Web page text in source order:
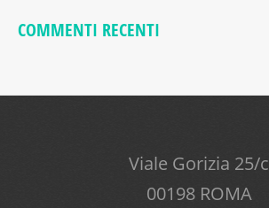
COMMENTI RECENTI
Viale Gorizia 25/c
00198 ROMA